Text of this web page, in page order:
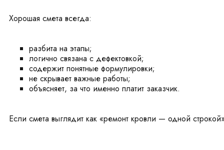
Хорошая смета всегда:
разбита на этапы;
логично связана с дефектовкой;
содержит понятные формулировки;
не скрывает важные работы;
объясняет, за что именно платит заказчик.
Если смета выглядит как «ремонт кровли — одной